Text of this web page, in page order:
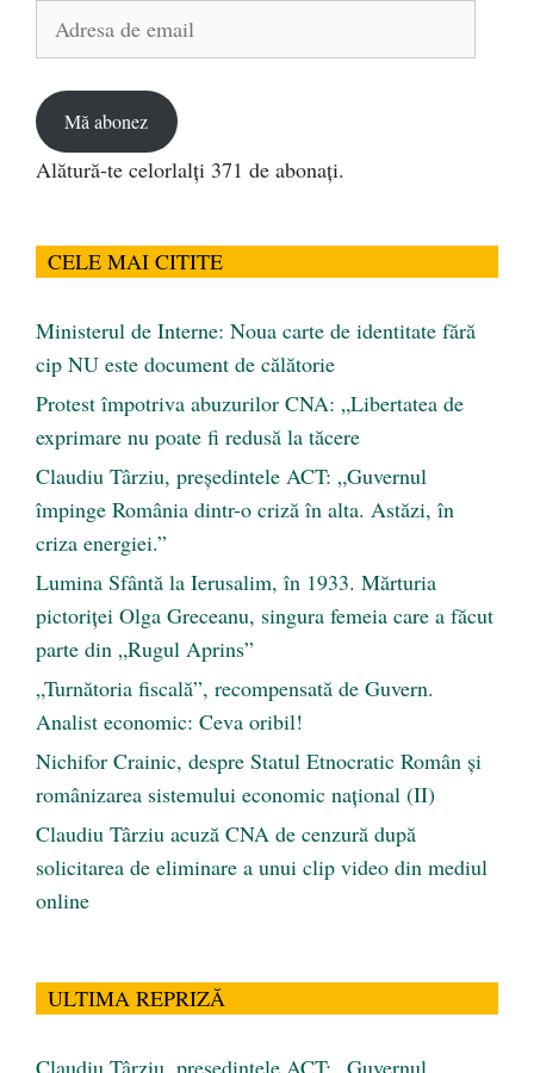
Adresa
Mă abonez
Alătură-te celorlalți 371 de abonați.
CELE MAI CITITE
Ministerul de Interne: Noua carte de identitate fără
cip NU este document de călătorie
Protest împotriva abuzurilor CNA: „Libertatea de
exprimare nu poate fi redusă la tăcere
Claudiu Târziu, președintele ACT: „Guvernul
împinge România dintr-o criză în alta. Astăzi, în
criza energiei.”
Lumina Sfântă la Ierusalim, în 1933. Mărturia
pictoriței Olga Greceanu, singura femeia care a făcut
parte din „Rugul Aprins”
„Turnătoria fiscală”, recompensată de Guvern.
Analist economic: Ceva oribil!
Nichifor Crainic, despre Statul Etnocratic Român şi
românizarea sistemului economic naţional (II)
Claudiu Târziu acuză CNA de cenzură după
solicitarea de eliminare a unui clip video din mediul
online
ULTIMA REPRIZĂ
Claudiu Târziu, președintele ACT: „Guvernul